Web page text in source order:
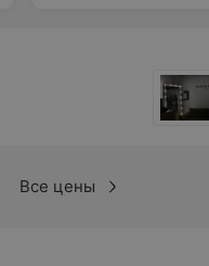
Все цены